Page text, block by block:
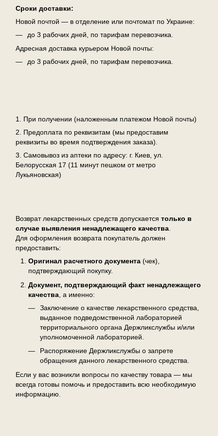
Сроки доставки:
Новой почтой — в отделение или почтомат по Украине:
до 3 рабочих дней, по тарифам перевозчика.
Адресная доставка курьером Новой почты:
до 3 рабочих дней, по тарифам перевозчика.
1. При получении (наложенным платежом Новой почты)
2. Предоплата по реквизитам (мы предоставим
реквизиты во время подтверждения заказа).
3. Самовывоз из аптеки по адресу: г. Киев, ул.
Белорусская 17 (11 минут пешком от метро
Лукьяновская)
Возврат лекарственных средств допускается только в
случае выявления ненадлежащего качества.
Для оформления возврата покупатель должен
предоставить:
Оригинал расчетного документа (чек),
подтверждающий покупку.
Документ, подтверждающий факт ненадлежащего
качества , а именно:
Заключение о качестве лекарственного средства,
выданное подведомственной лабораторией
территориального органа Держликслужбы и/или
уполномоченной лабораторией.
Распоряжение Держликслужбы о запрете
обращения данного лекарственного средства.
Если у вас возникли вопросы по качеству товара — мы
всегда готовы помочь и предоставить всю необходимую
информацию.